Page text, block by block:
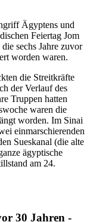
Ägyptens und
Feiertag Jom
sechs Jahre zuvor
worden waren.
die Streitkräfte
der Verlauf des
Truppen hatten
waren die
worden. Im Sinai
einmarschierenden
Sueskanal (die alte
ägyptische
am 24.
30 Jahren -